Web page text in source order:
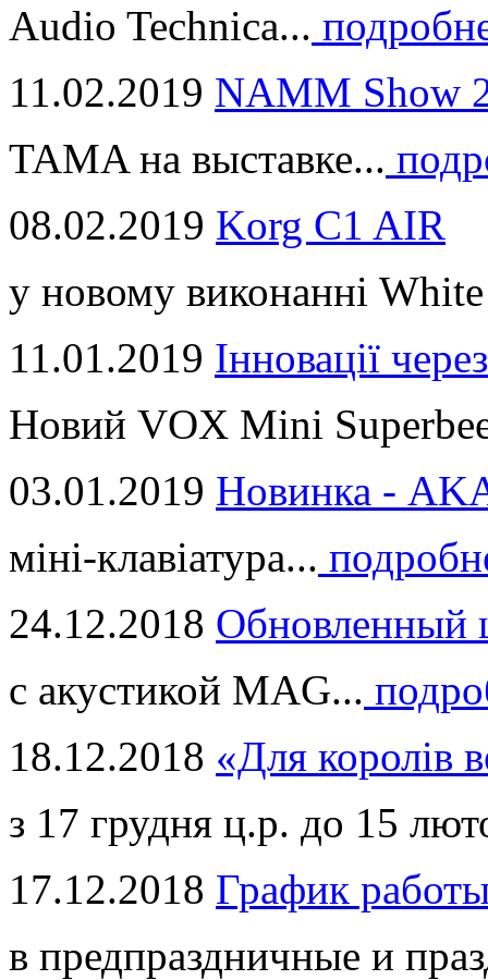
Audio Technica...
11.02.2019 NAMM Show
TAMA на выставке...
08.02.2019 Korg C1 AIR
у новому виконанні
11.01.2019 Інновації
Новий VOX Mini
03.01.2019 Новинка -
міні-клавіатура...
24.12.2018 Обновленный
с акустикой MAG...
18.12.2018 «Для королів
з 17 грудня ц.р. до 15
17.12.2018 График
в предпраздничные и